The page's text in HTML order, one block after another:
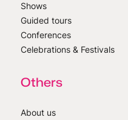
Shows
Guided tours
Conferences
Celebrations & Festivals
Others
About us